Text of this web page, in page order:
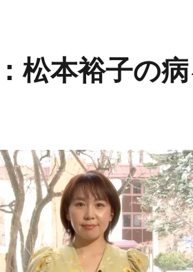
松本裕子の